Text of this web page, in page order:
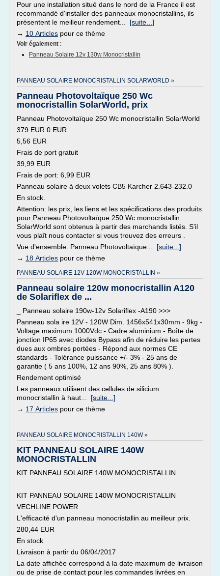
Pour une installation situé dans le nord de la France il est
recommandé d'installer des panneaux monocristallins, ils
présentent le meilleur rendement... [suite...]
→ 10 Articles pour ce thème
Voir également :
Panneau Solaire 12v 130w Monocristallin
PANNEAU SOLAIRE MONOCRISTALLIN SOLARWORLD »
Panneau Photovoltaïque 250 Wc
monocristallin SolarWorld, prix
Panneau Photovoltaïque 250 Wc monocristallin SolarWorld
379 EUR 0 EUR
5,56 EUR
Frais de port gratuit
39,99 EUR
Frais de port: 6,99 EUR
Panneau solaire à deux volets CB5 Karcher 2.643-232.0
En stock.
Attention: les prix, les liens et les spécifications des produits
pour Panneau Photovoltaïque 250 Wc monocristallin
SolarWorld sont obtenus à partir des marchands listés. S'il
vous plaît nous contacter si vous trouvez des erreurs .
Vue d'ensemble: Panneau Photovoltaïque... [suite...]
→ 18 Articles pour ce thème
PANNEAU SOLAIRE 12V 120W MONOCRISTALLIN »
Panneau solaire 120w monocristallin A120
de Solariflex de ...
_ Panneau solaire 190w-12v Solariflex -A190 >>>
Panneau sola ire 12V - 120W Dim. 1456x541x30mm - 9kg -
Voltage maximum 1000Vdc - Cadre aluminium - Boîte de
jonction IP65 avec diodes Bypass afin de réduire les pertes
dues aux ombres portées - Répond aux normes CE
standards - Tolérance puissance +/- 3% - 25 ans de
garantie ( 5 ans 100%, 12 ans 90%, 25 ans 80% ).
Rendement optimisé
Les panneaux utilisent des cellules de silicium
monocristallin à haut... [suite...]
→ 17 Articles pour ce thème
PANNEAU SOLAIRE MONOCRISTALLIN 140W »
KIT PANNEAU SOLAIRE 140W
MONOCRISTALLIN
KIT PANNEAU SOLAIRE 140W MONOCRISTALLIN
KIT PANNEAU SOLAIRE 140W MONOCRISTALLIN
VECHLINE POWER
L'efficacité d'un panneau monocristallin au meilleur prix.
280,44 EUR
En stock
Livraison à partir du 06/04/2017
La date affichée correspond à la date maximum de livraison
ou de prise de contact pour les commandes livrées en